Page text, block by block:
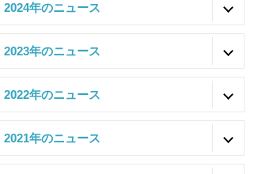
2024年のニュース
2023年のニュース
2022年のニュース
2021年のニュース